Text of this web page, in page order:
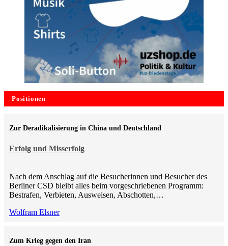
Positionen
Erfolg und Misserfolg
Zur Deradikalisierung in China und Deutschland
Nach dem Anschlag auf die Besucherinnen und Besucher des
Berliner CSD bleibt alles beim vorgeschriebenen Programm:
Bestrafen, Verbieten, Ausweisen, Abschotten,…
Wolfram Elsner
Zum Krieg gegen den Iran